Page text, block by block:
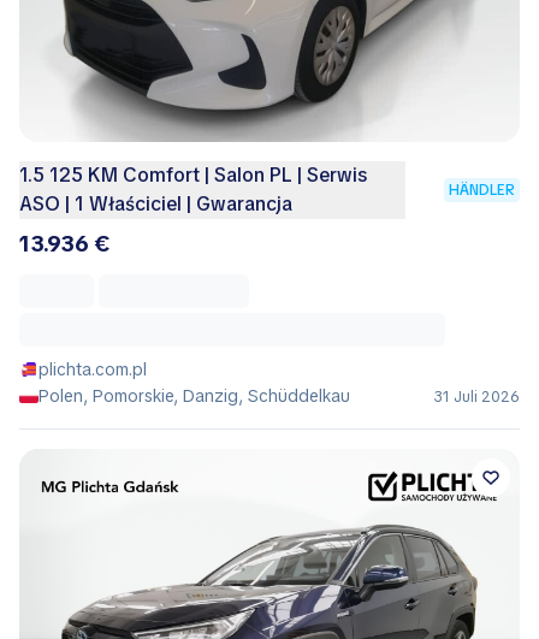
1.5 125 KM Comfort | Salon PL | Serwis
ASO | 1 Właściciel | Gwarancja
HÄNDLER
13.936 €
plichta.com.pl
Polen, Pomorskie, Danzig, Schüddelkau
31 Juli 2026